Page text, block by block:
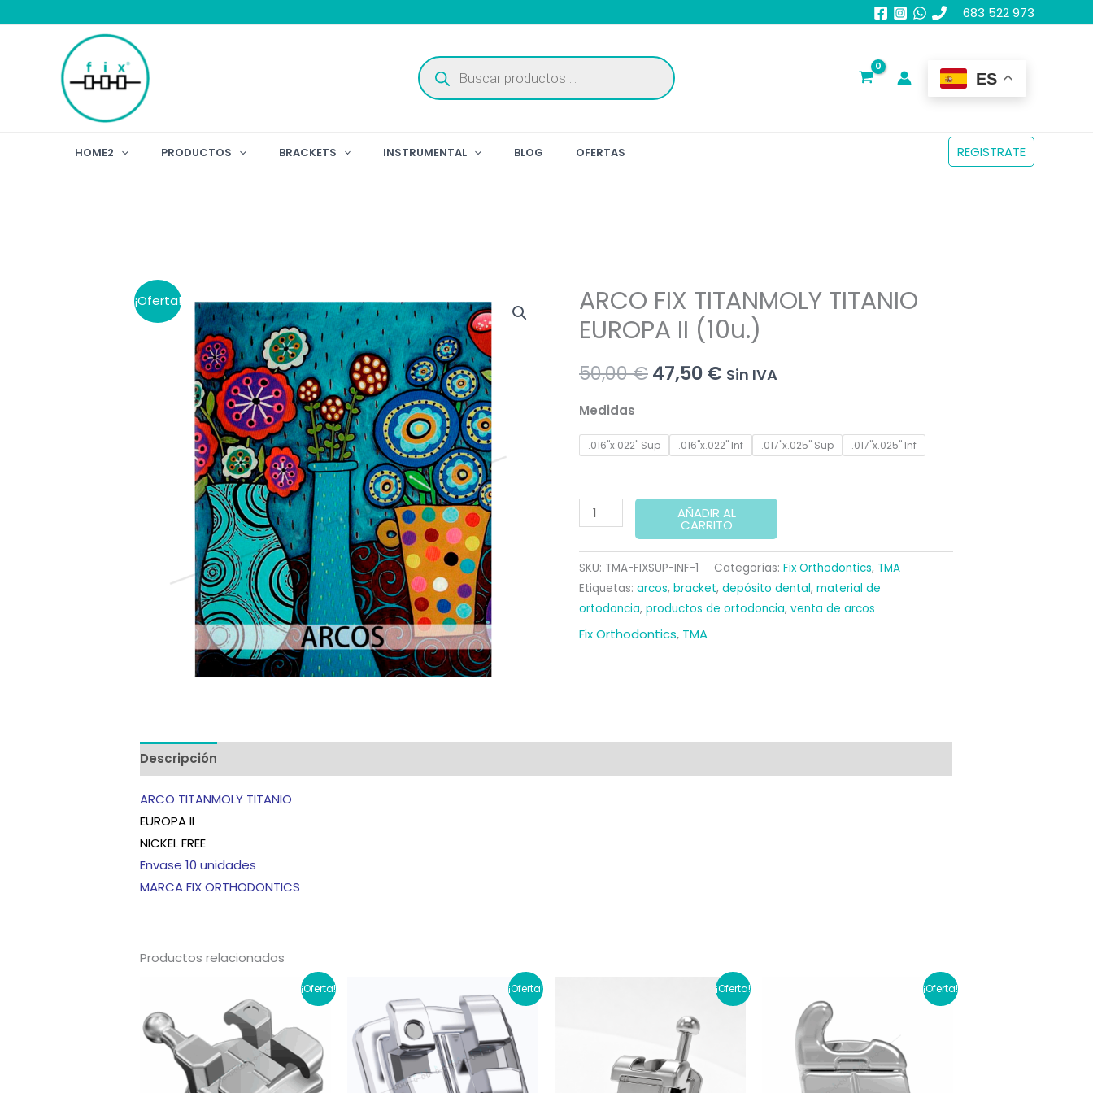
683 522 973
Búsqueda
de
productos ES
HOME2 PRODUCTOS BRACKETS INSTRUMENTAL BLOG OFERTAS REGISTRATE
¡Oferta!
ARCO FIX TITANMOLY TITANIO
EUROPA II (10u.)
50,00€El
original
50,00 €.
47,50€ El
actual
47,50 €.
Sin IVA
Medidas
.016"x.022" Sup .016"x.022" Inf .017"x.025" Sup .017"x.025" Inf
ARCO
FIX
TITANMOLY
TITANIO
EUROPA
(10u.)
AÑADIR AL
CARRITO
SKU: TMA-FIXSUP-INF-1 Categorías: Fix Orthodontics, TMA
Etiquetas: arcos, bracket, depósito dental, material de
ortodoncia, productos de ortodoncia, venta de arcos
Fix Orthodontics, TMA
Descripción
ARCO TITANMOLY TITANIO
EUROPA II
NICKEL FREE
Envase 10 unidades
MARCA FIX ORTHODONTICS
Productos relacionados
¡Oferta! ¡Oferta! ¡Oferta! ¡Oferta!